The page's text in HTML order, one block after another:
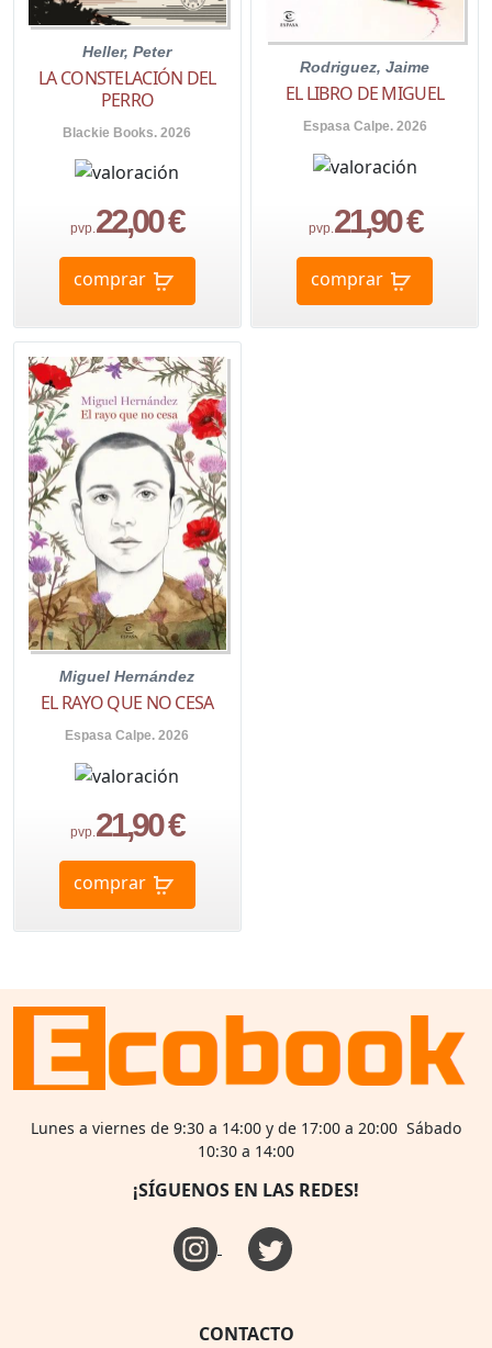
Heller, Peter
LA CONSTELACIÓN DEL
PERRO
Blackie Books. 2026
pvp.22,00 €
comprar
Rodriguez, Jaime
EL LIBRO DE MIGUEL
Espasa Calpe. 2026
pvp.21,90 €
comprar
Miguel Hernández
EL RAYO QUE NO CESA
Espasa Calpe. 2026
pvp.21,90 €
comprar
Lunes a viernes de 9:30 a 14:00 y de 17:00 a 20:00 Sábado
10:30 a 14:00
¡SÍGUENOS EN LAS REDES!
CONTACTO